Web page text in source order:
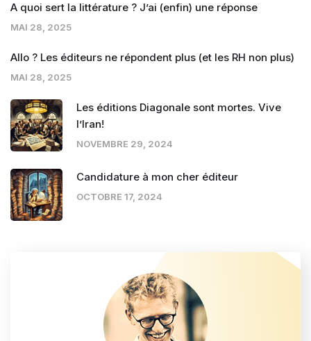
A quoi sert la littérature ? J’ai (enfin) une réponse
MAI 28, 2025
Allo ? Les éditeurs ne répondent plus (et les RH non plus)
MAI 28, 2025
Les éditions Diagonale sont mortes. Vive
l’Iran!
NOVEMBRE 29, 2024
Candidature à mon cher éditeur
OCTOBRE 17, 2024